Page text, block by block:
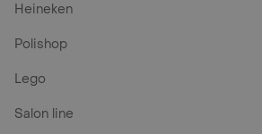
Heineken
Polishop
Lego
Salon line